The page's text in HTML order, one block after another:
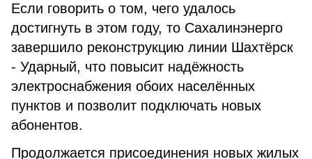
Если говорить о том, чего удалось
достигнуть в этом году, то Сахалинэнерго
завершило реконструкцию линии Шахтёрск
- Ударный, что повысит надёжность
электроснабжения обоих населённых
пунктов и позволит подключать новых
абонентов.
Продолжается присоединения новых жилых